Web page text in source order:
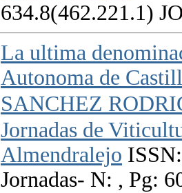
634.8(462.221.1)
La ultima
Autonoma de
SANCHEZ
Jornadas de
Almendralejo
Jornadas- N: , Pg: